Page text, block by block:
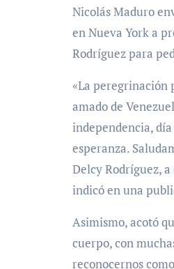
Nicolás Maduro envió un nuevo mensaje desde el Centro de Detención Metropolitano de Brooklyn
en Nueva York a
Rodríguez para
«La peregrinación
amado de
independencia,
esperanza.
Delcy Rodríguez,
indicó en una
Asimismo, acotó
cuerpo, con
reconocernos